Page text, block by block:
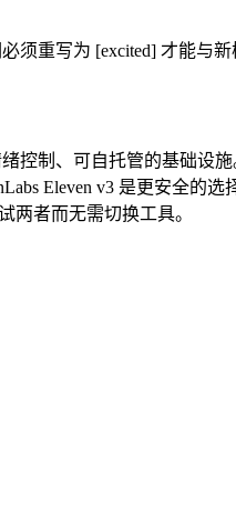
须重写为 [excited] 才能与新
制、可自托管的基础设
Eleven v3 是更安全的
两者而无需切换工具。